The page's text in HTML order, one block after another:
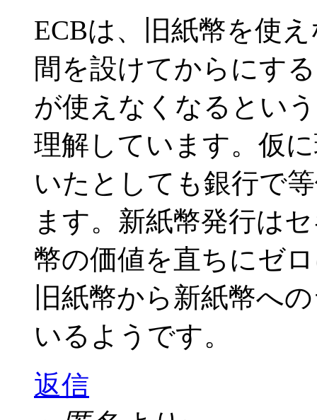
ECBは、旧紙幣を使
間を設けてからにす
が使えなくなるとい
理解しています。仮
いたとしても銀行で
ます。新紙幣発行は
幣の価値を直ちにゼ
旧紙幣から新紙幣へ
いるようです。
返信